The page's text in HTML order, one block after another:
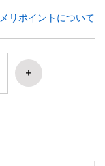
リポイントについて